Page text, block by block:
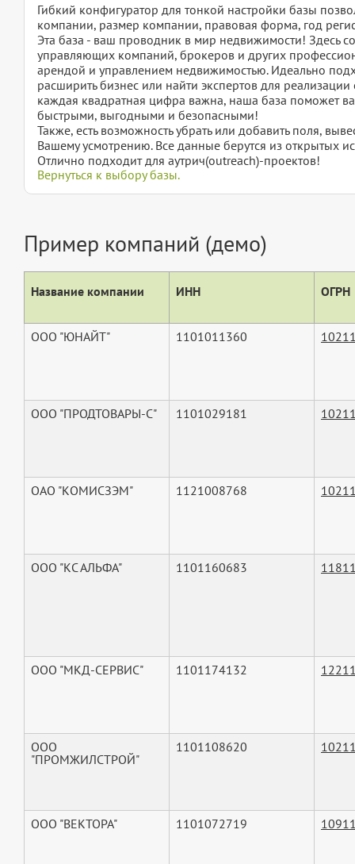
Гибкий конфигуратор для тонкой настройки базы
компании, размер компании, правовая форма, год
Эта база - ваш проводник в мир недвижимости! Здесь
управляющих компаний, брокеров и других
арендой и управлением недвижимостью. Идеально
расширить бизнес или найти экспертов для
каждая квадратная цифра важна, наша база поможет
быстрыми, выгодными и безопасными!
Также, есть возможность убрать или добавить поля,
Вашему усмотрению. Все данные берутся из открытых
Отлично подходит для аутрич(outreach)-проектов!
Вернуться к выбору базы.
Пример компаний (демо)
Название компании ИНН ОГРН
ООО "ЮНАЙТ" 1101011360
ООО "ПРОДТОВАРЫ-С" 1101029181
ОАО "КОМИСЗЭМ" 1121008768
ООО "КС АЛЬФА" 1101160683
ООО "МКД-СЕРВИС" 1101174132
ООО
"ПРОМЖИЛСТРОЙ"
1101108620
ООО "ВЕКТОРА" 1101072719